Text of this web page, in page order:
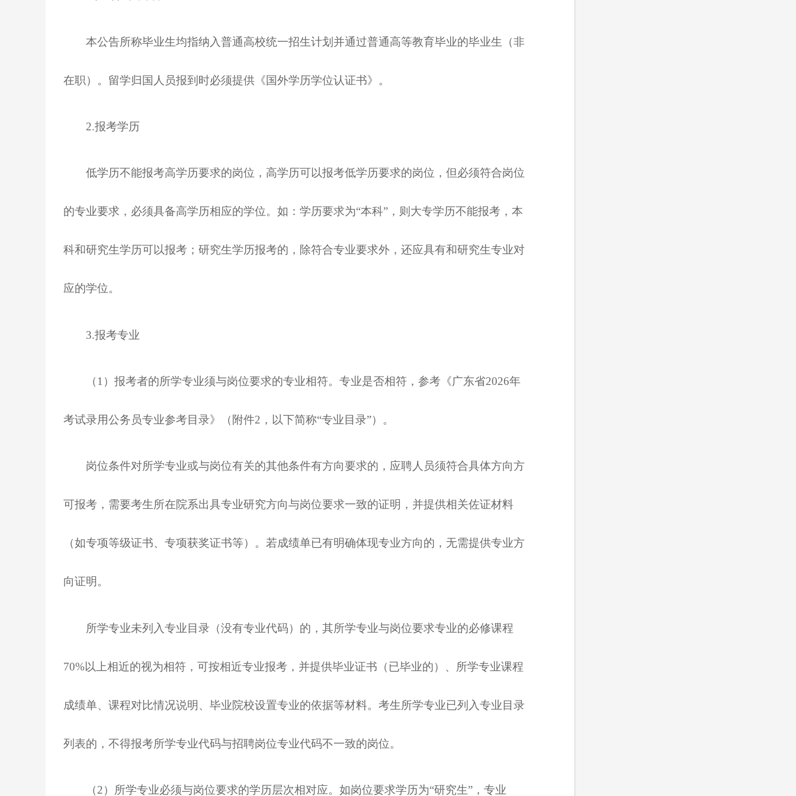
本公告所称毕业生均指纳入普通高校统一招生计划并通过普通高等教育毕业的毕业生（非
在职）。留学归国人员报到时必须提供《国外学历学位认证书》。
2.报考学历
低学历不能报考高学历要求的岗位，高学历可以报考低学历要求的岗位，但必须符合岗位
的专业要求，必须具备高学历相应的学位。如：学历要求为“本科”，则大专学历不能报考，本
科和研究生学历可以报考；研究生学历报考的，除符合专业要求外，还应具有和研究生专业对
应的学位。
3.报考专业
（1）报考者的所学专业须与岗位要求的专业相符。专业是否相符，参考《广东省2026年
考试录用公务员专业参考目录》（附件2，以下简称“专业目录”）。
岗位条件对所学专业或与岗位有关的其他条件有方向要求的，应聘人员须符合具体方向方
可报考，需要考生所在院系出具专业研究方向与岗位要求一致的证明，并提供相关佐证材料
（如专项等级证书、专项获奖证书等）。若成绩单已有明确体现专业方向的，无需提供专业方
向证明。
所学专业未列入专业目录（没有专业代码）的，其所学专业与岗位要求专业的必修课程
70%以上相近的视为相符，可按相近专业报考，并提供毕业证书（已毕业的）、所学专业课程
成绩单、课程对比情况说明、毕业院校设置专业的依据等材料。考生所学专业已列入专业目录
列表的，不得报考所学专业代码与招聘岗位专业代码不一致的岗位。
（2）所学专业必须与岗位要求的学历层次相对应。如岗位要求学历为“研究生”，专业